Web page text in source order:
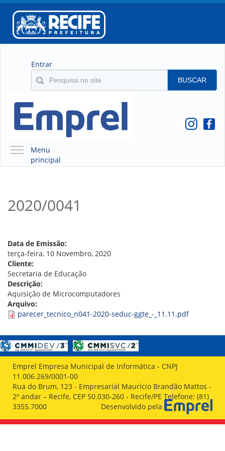
Entrar
BUSCAR
Menu
principal
O QUE É A EMPREL
CONSELHOS
LOCALIZAÇÃO
GESTORES
GOVERNANÇA
NOTÍCIAS
COMPRAS
COMISSÕES
LICITAÇÕES
REGULAMENTO INTERNO DE LICITAÇÕES E
CONTRATO
GESTÃO DE PESSOAS
COLABORADORES
2020/0041
Data de Emissão:
terça-feira, 10 Novembro, 2020
Cliente:
Secretaria de Educação
Descrição:
Aquisição de Microcomputadores
Arquivo:
parecer_tecnico_n041-2020-seduc-ggte_-_11.11.pdf
Emprel Empresa Municipal de Informática - CNPJ
11.006.269/0001-00
Rua do Brum, 123 - Empresarial Maurício Brandão Mattos -
2º andar – Recife, CEP 50.030-260 - Recife/PE Telefone: (81)
3355.7000
Desenvolvido pela